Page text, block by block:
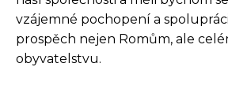
vzájemné pochopení a
prospěch nejen Romům, ale
obyvatelstvu.